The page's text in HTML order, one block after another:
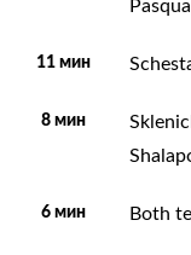
11 мин
8 мин
6 мин Both